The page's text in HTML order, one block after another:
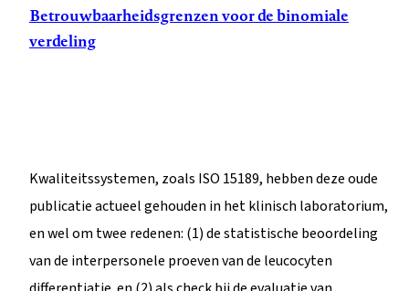
Betrouwbaarheidsgrenzen voor de binomiale
verdeling
Kwaliteitssystemen, zoals ISO 15189, hebben deze oude
publicatie actueel gehouden in het klinisch laboratorium,
en wel om twee redenen: (1) de statistische beoordeling
van de interpersonele proeven van de leucocyten